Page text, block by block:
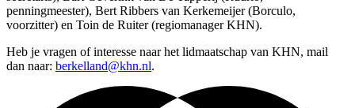
penningmeester), Bert Ribbers van Kerkemeijer (Borculo,
voorzitter) en Toin de Ruiter (regiomanager KHN).
Heb je vragen of interesse naar het lidmaatschap van KHN, mail
dan naar: berkelland@khn.nl.